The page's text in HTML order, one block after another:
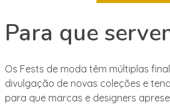
Para que
Os Fests de moda têm múltiplas
divulgação de novas coleções e
para que marcas e designers